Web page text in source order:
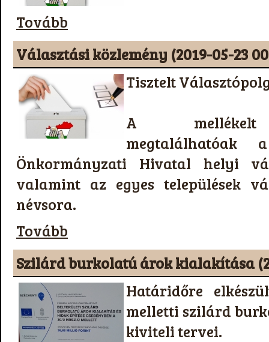
Tovább
Választási közlemény (2019-05-23
Tisztelt
A mellékelt
megtalálhatóak
Önkormányzati Hivatal helyi
valamint az egyes települések
névsora.
Tovább
Szilárd burkolatú árok kialakítása
Határidőre
melletti szilárd
kiviteli tervei.